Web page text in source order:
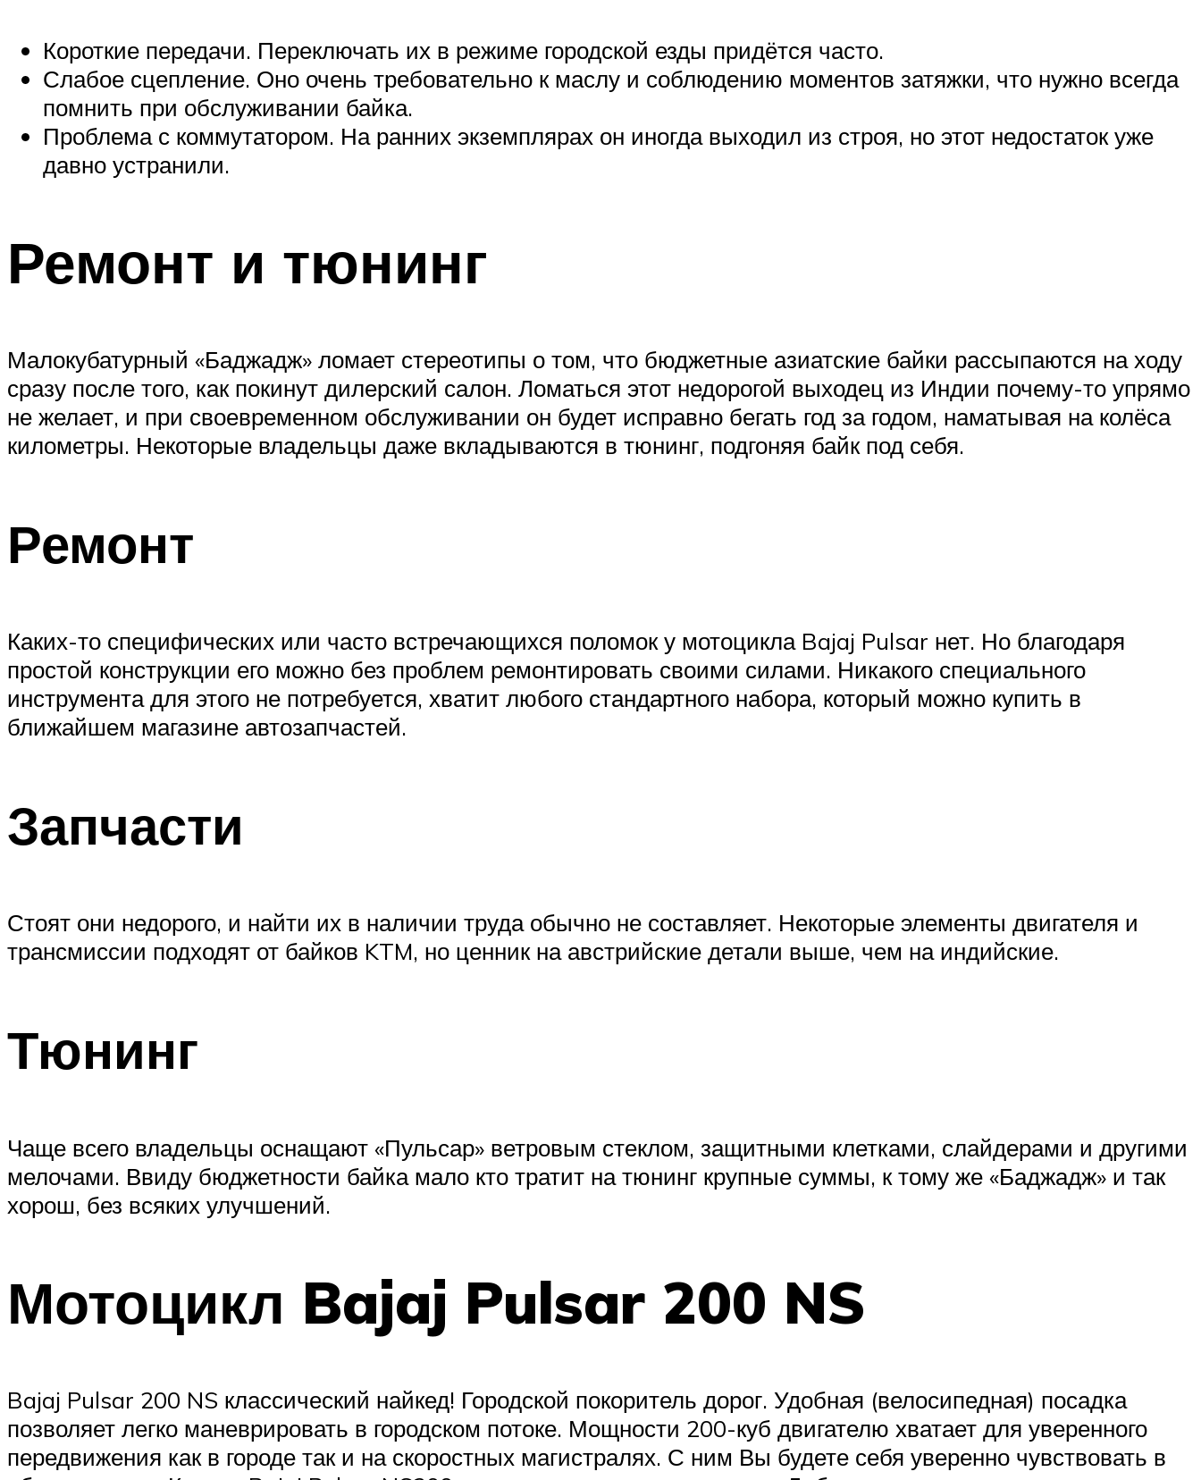
Короткие передачи. Переключать их в режиме городской езды придётся часто.
Слабое сцепление. Оно очень требовательно к маслу и соблюдению моментов затяжки, что нужно всегда
помнить при обслуживании байка.
Проблема с коммутатором. На ранних экземплярах он иногда выходил из строя, но этот недостаток уже
давно устранили.
Ремонт и тюнинг
Малокубатурный «Баджадж» ломает стереотипы о том, что бюджетные азиатские байки рассыпаются на ходу
сразу после того, как покинут дилерский салон. Ломаться этот недорогой выходец из Индии почему-то упрямо
не желает, и при своевременном обслуживании он будет исправно бегать год за годом, наматывая на колёса
километры. Некоторые владельцы даже вкладываются в тюнинг, подгоняя байк под себя.
Ремонт
Каких-то специфических или часто встречающихся поломок у мотоцикла Bajaj Pulsar нет. Но благодаря
простой конструкции его можно без проблем ремонтировать своими силами. Никакого специального
инструмента для этого не потребуется, хватит любого стандартного набора, который можно купить в
ближайшем магазине автозапчастей.
Запчасти
Стоят они недорого, и найти их в наличии труда обычно не составляет. Некоторые элементы двигателя и
трансмиссии подходят от байков KTM, но ценник на австрийские детали выше, чем на индийские.
Тюнинг
Чаще всего владельцы оснащают «Пульсар» ветровым стеклом, защитными клетками, слайдерами и другими
мелочами. Ввиду бюджетности байка мало кто тратит на тюнинг крупные суммы, к тому же «Баджадж» и так
хорош, без всяких улучшений.
Мотоцикл Bajaj Pulsar 200 NS
Bajaj Pulsar 200 NS классический найкед! Городской покоритель дорог. Удобная (велосипедная) посадка
позволяет легко маневрировать в городском потоке. Мощности 200-куб двигателю хватает для уверенного
передвижения как в городе так и на скоростных магистралях. С ним Вы будете себя уверенно чувствовать в